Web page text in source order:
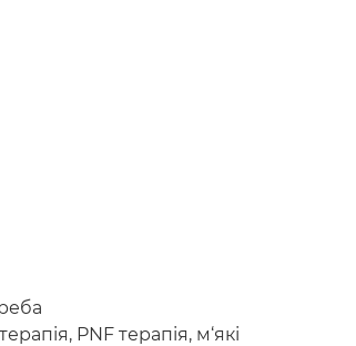
PNF терапія, м‘які